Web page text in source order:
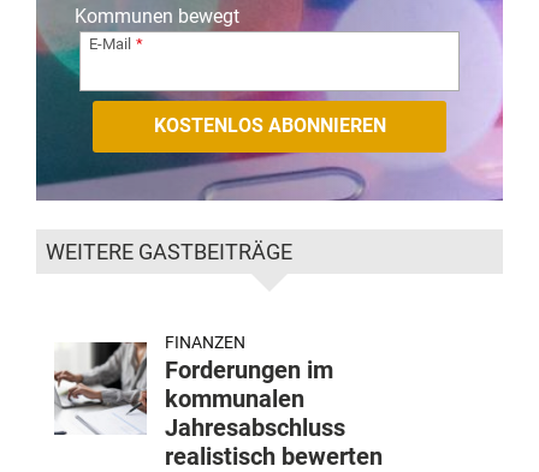
Kommunen bewegt
E-Mail
WEITERE GASTBEITRÄGE
FINANZEN
Forderungen im
kommunalen
Jahresabschluss
realistisch bewerten